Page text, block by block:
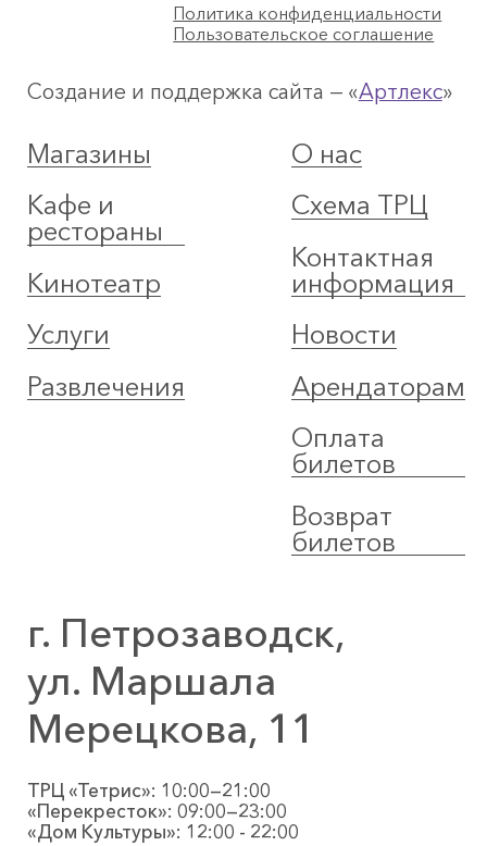
Политика конфиденциальности
Пользовательское соглашение
Создание и поддержка сайта — «Артлекс»
Магазины
Кафе и
рестораны
Кинотеатр
Услуги
Развлечения
О нас
Схема ТРЦ
Контактная
информация
Новости
Арендаторам
Оплата
билетов
Возврат
билетов
г. Петрозаводск,
ул. Маршала
Мерецкова, 11
ТРЦ «Тетрис»: 10:00—21:00
«Перекресток»: 09:00—23:00
«Дом Культуры»: 12:00 - 22:00